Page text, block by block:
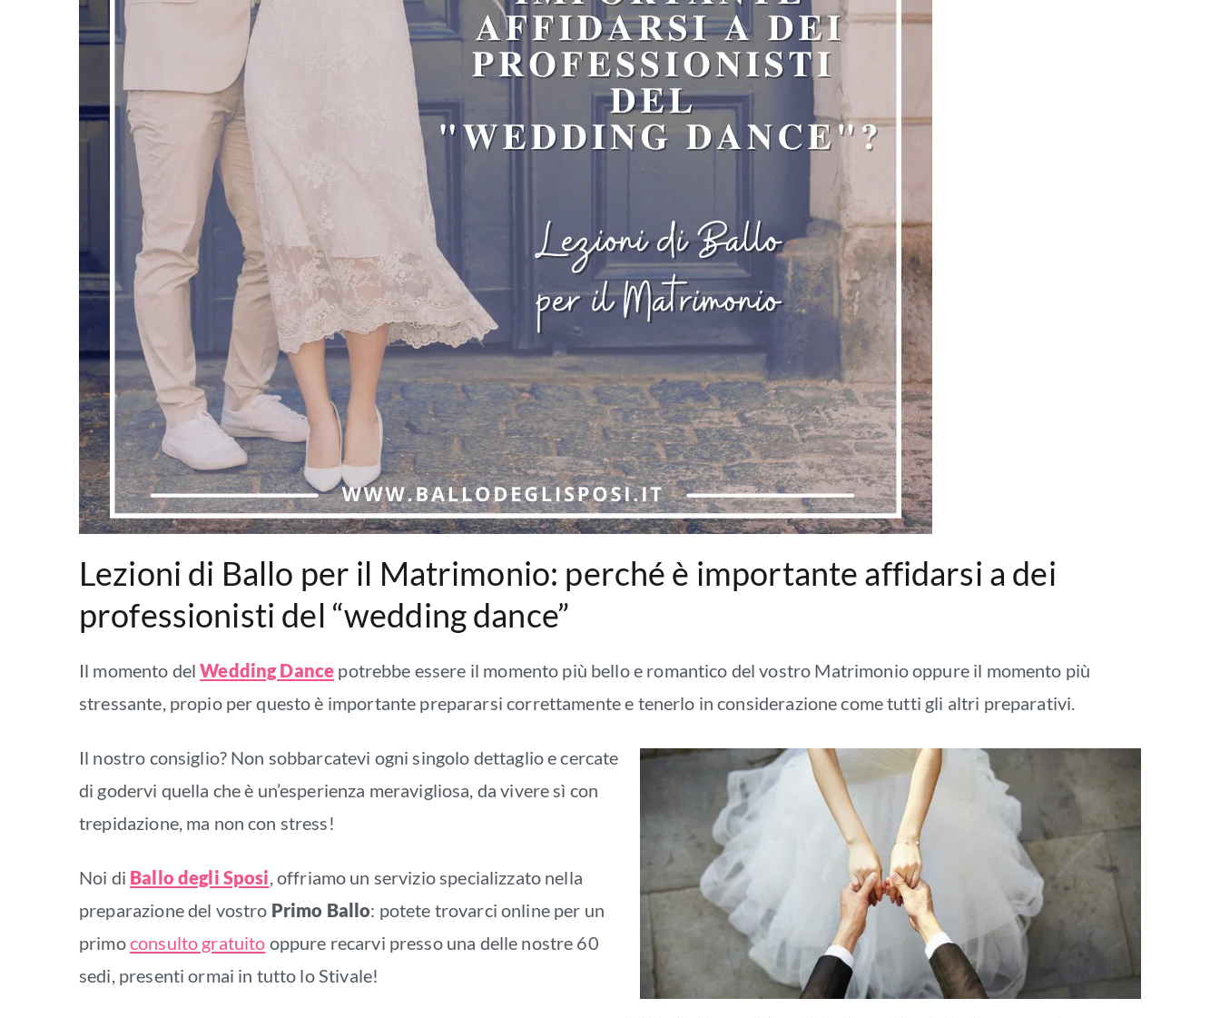
Lezioni di Ballo per il Matrimonio: perché è importante affidarsi a dei
professionisti del “wedding dance”
Il momento delWedding Dance potrebbe essere il momento più bello e romantico del vostro Matrimonio oppure il momento più
stressante, propio per questo è importante prepararsi correttamente e tenerlo in considerazione come tutti gli altri preparativi.
Il nostro consiglio? Non sobbarcatevi ogni singolo dettaglio e cercate
di godervi quella che è un’esperienza meravigliosa, da vivere sì con
trepidazione, ma non con stress!
Noi di Ballo degli Sposi, offriamo un servizio specializzato nella
preparazione del vostro Primo Ballo: potete trovarci online per un
primoconsulto gratuito oppure recarvi presso una delle nostre 60
sedi, presenti ormai in tutto lo Stivale!